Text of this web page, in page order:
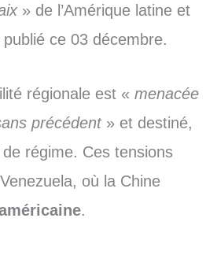
» de l’Amérique latine et
ce 03 décembre.
régionale est « menacée
précédent» et destiné,
régime. Ces tensions
où la Chine
.